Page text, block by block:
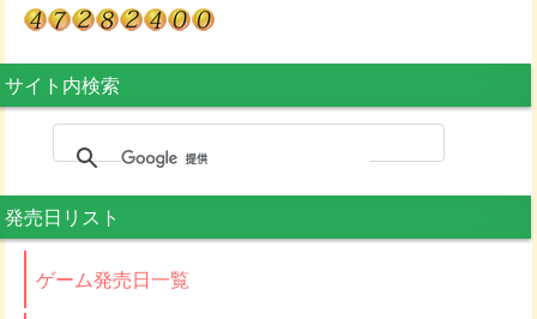
サイト内検索
発売日リスト
ゲーム発売日一覧